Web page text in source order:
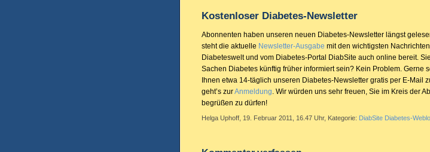
Kostenloser Diabetes-Newsletter
Abonnenten haben unseren neuen Diabetes-Newsletter längst
steht die aktuelle Newsletter-Ausgabe mit den wichtigsten
Diabeteswelt und vom Diabetes-Portal DiabSite auch online bereit.
Sachen Diabetes künftig früher informiert sein? Kein Problem. Gerne
Ihnen etwa 14-täglich unseren Diabetes-Newsletter gratis per E-Mail
geht’s zurAnmeldung. Wir würden uns sehr freuen, Sie im Kreis der
begrüßen zu dürfen!
Helga Uphoff, 19. Februar 2011, 16.47 Uhr, Kategorie: DiabSite Diabetes-